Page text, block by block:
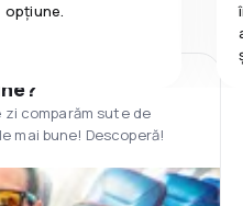
opțiune.
comparăm sute de
mai bune! Descoperă!